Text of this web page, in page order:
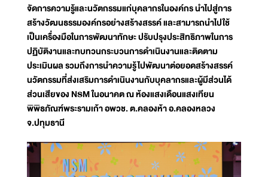
จัดการความรู้และนวัตกรรมแก่บุคลากรในองค์กร นำไปสู่การ
สร้างวัฒนธรรมองค์กรอย่างสร้างสรรค์ และสามารถนำไปใช้
เป็นเครื่องมือในการพัฒนาทักษะ ปรับปรุงประสิทธิภาพในการ
ปฏิบัติงานและทบทวนกระบวนการดำเนินงานและติดตาม
ประเมินผล รวมถึงการนำความรู้ไปพัฒนาต่อยอดสร้างสรรค์
นวัตกรรมที่ส่งเสริมการดำเนินงานกับบุคลากรและผู้มีส่วนได้
ส่วนเสียของ NSM ในอนาคต ณ ห้องแสงเดือนแสงเทียน
พิพิธภัณฑ์พระรามเก้า อพวช. ต.คลองห้า อ.คลองหลวง
จ.ปทุมธานี